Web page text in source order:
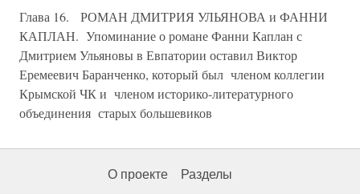
Глава 16. РОМАН ДМИТРИЯ УЛЬЯНОВА и ФАННИ
КАПЛАН. Упоминание о романе Фанни Каплан с
Дмитрием Ульяновы в Евпатории оставил Виктор
Еремеевич Баранченко, который был членом коллегии
Крымской ЧК и членом историко-литературного
объединения старых большевиков
О проекте Разделы